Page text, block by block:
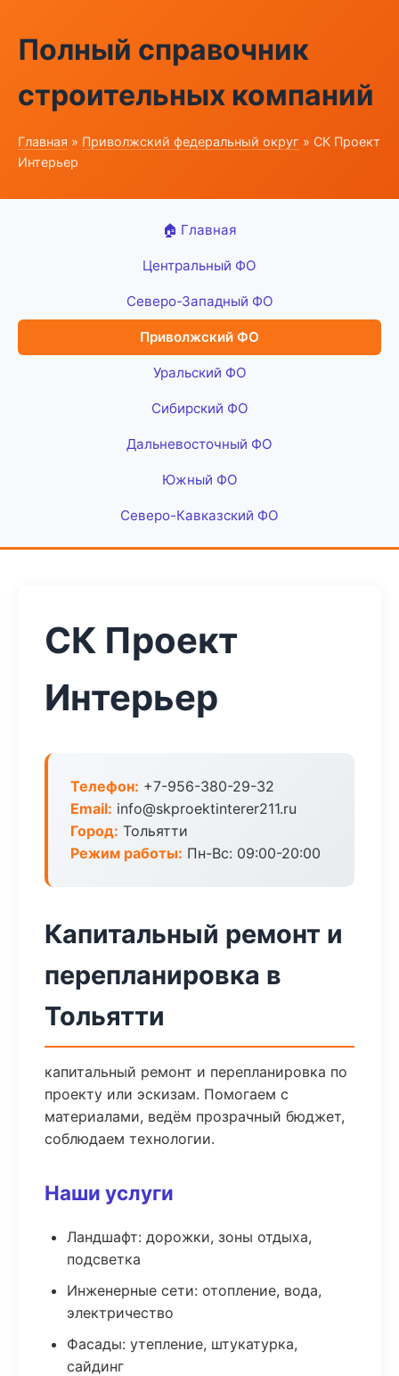
Полный справочник
строительных компаний
Главная » Приволжский федеральный округ » СК Проект
Интерьер
🏠 Главная
Центральный ФО
Северо-Западный ФО
Приволжский ФО
Уральский ФО
Сибирский ФО
Дальневосточный ФО
Южный ФО
Северо-Кавказский ФО
СК Проект
Интерьер
Телефон: +7-956-380-29-32
Email: info@skproektinterer211.ru
Город: Тольятти
Режим работы: Пн-Вс: 09:00-20:00
Капитальный ремонт и
перепланировка в
Тольятти
капитальный ремонт и перепланировка по
проекту или эскизам. Помогаем с
материалами, ведём прозрачный бюджет,
соблюдаем технологии.
Наши услуги
Ландшафт: дорожки, зоны отдыха,
подсветка
Инженерные сети: отопление, вода,
электричество
Фасады: утепление, штукатурка,
сайдинг